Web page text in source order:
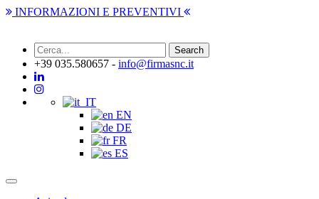
INFORMAZIONI E PREVENTIVI
+39 035.580657 - info@firmasnc.it
IT
EN
DE
FR
ES
Toggle
navigation